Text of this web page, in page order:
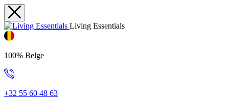
Living Essentials
100% Belge
+32 55 60 48 63